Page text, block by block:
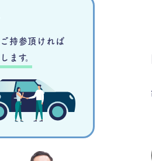
ご持参頂ければ
ます。